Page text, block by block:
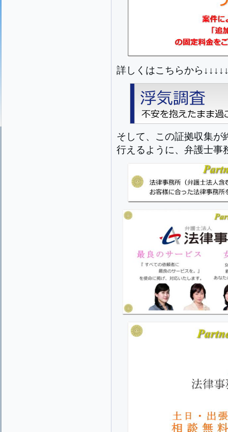
詳しくはこちらから
そして、この証拠収集が
行えるように、弁護士事